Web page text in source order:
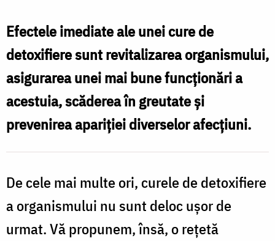
miere
și
fructe
Efectele imediate ale unei cure de
detoxifiere sunt revitalizarea organismului,
asigurarea unei mai bune funcționări a
acestuia, scăderea în greutate și
prevenirea apariției diverselor afecțiuni.
De cele mai multe ori, curele de detoxifiere
a organismului nu sunt deloc ușor de
urmat. Vă propunem, însă, o rețetă